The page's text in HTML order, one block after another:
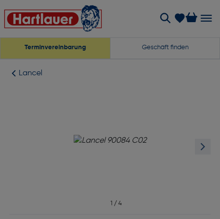
Terminvereinbarung Geschäft finden
Lancel
1 / 4